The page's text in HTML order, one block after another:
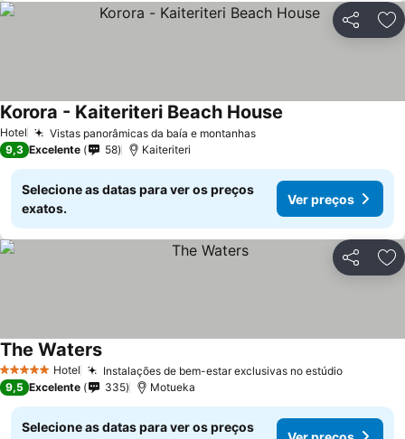
Partilhar
Hotel Vistas panorâmicas da baía e montanhas
Korora - Kaiteriteri Beach House
9,3 Excelente 58 Kaiteriteri
Selecione as datas para ver os preços
exatos.
Ver preços
Partilhar
5 Estrelas Hotel Instalações de bem-estar exclusivas no estúdio
The Waters
9,5 Excelente 335 Motueka
Selecione as datas para ver os preços